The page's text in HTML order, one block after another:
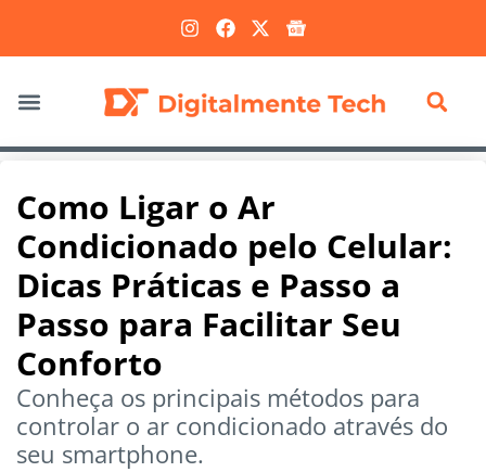
Como Ligar o Ar
Condicionado pelo Celular:
Dicas Práticas e Passo a
Passo para Facilitar Seu
Conforto
Conheça os principais métodos para
controlar o ar condicionado através do
seu smartphone.